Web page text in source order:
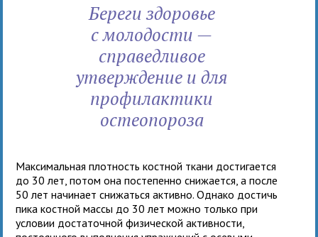
Береги здоровье
с молодости —
справедливое
утверждение и для
профилактики
остеопороза
Максимальная плотность костной ткани достигается
до 30 лет, потом она постепенно снижается, а после
50 лет начинает снижаться активно. Однако достичь
пика костной массы до 30 лет можно только при
условии достаточной физической активности,